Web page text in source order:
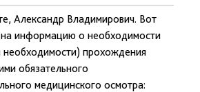
Александр Владимирович. Вот
информацию о необходимости
необходимости) прохождения
обязательного
медицинского осмотра: